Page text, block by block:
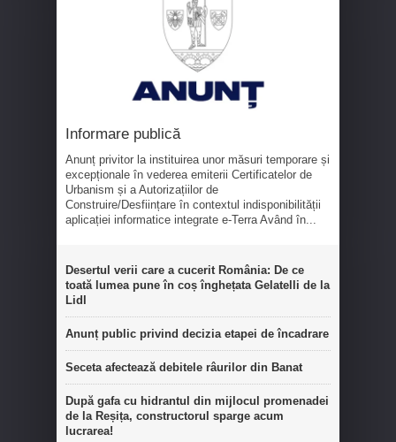
Informare publică
Anunț privitor la instituirea unor măsuri temporare și
excepționale în vederea emiterii Certificatelor de
Urbanism și a Autorizațiilor de
Construire/Desființare în contextul indisponibilității
aplicației informatice integrate e-Terra Având în...
Desertul verii care a cucerit România: De ce
toată lumea pune în coș înghețata Gelatelli de la
Lidl
Anunț public privind decizia etapei de încadrare
Seceta afectează debitele râurilor din Banat
După gafa cu hidrantul din mijlocul promenadei
de la Reșița, constructorul sparge acum
lucrarea!